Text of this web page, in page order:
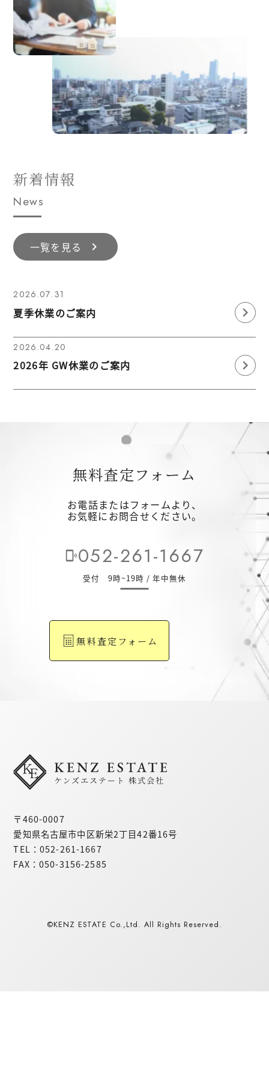
新着情報
News
一覧を見る chevron_right
2026.07.31
夏季休業のご案内
2026.04.20
2026年 GW休業のご案内
無料査定フォーム
お電話またはフォームより、
お気軽にお問合せください。
phonelink_ring052-261-1667
受付 9時~19時 / 年中無休
無料査定フォーム
〒460-0007
愛知県名古屋市中区新栄2丁目42番16号
TEL：052-261-1667
FAX：050-3156-2585
©KENZ ESTATE Co.,Ltd. All Rights Reserved.